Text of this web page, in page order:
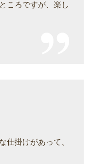
ころですが、楽し
仕掛けがあって、